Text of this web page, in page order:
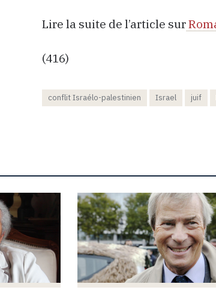
Lire la suite de l’article sur
(416)
conflit Israélo-palestinien Israel juif